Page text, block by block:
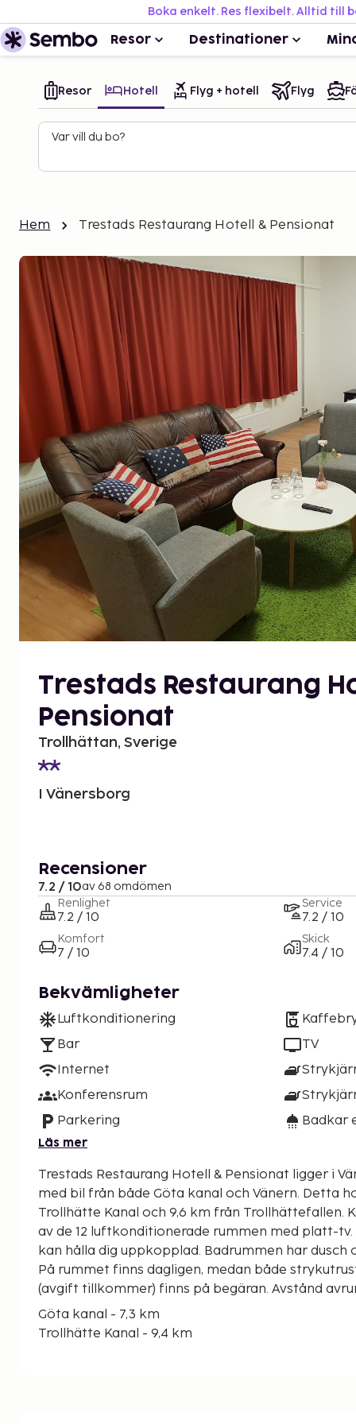
Boka enkelt. Res flexibelt. Alltid till
Resor Destinationer
Resor Hotell Flyg + hotell Flyg
Var vill du bo?
Hem Trestads Restaurang Hotell & Pensionat
Trestads Restaurang
Pensionat
Trollhättan, Sverige
I Vänersborg
Recensioner
7.2 / 10av 68 omdömen
Renlighet
7.2 / 10
Komfort
7 / 10
Service
7.2 / 10
Skick
7.4 / 10
Bekvämligheter
Luftkonditionering
Bar
Internet
Konferensrum
Parkering
TV
Badkar
Läs mer
Trestads Restaurang Hotell & Pensionat ligger i
med bil från både Göta kanal och Vänern. Detta hotell ligger 9,4 km från
Trollhätte Kanal och 9,6 km från Trollhättefallen.
av de 12 luftkonditionerade rummen med platt-
kan hålla dig uppkopplad. Badrummen har
På rummet finns dagligen, medan både
(avgift tillkommer) finns på begäran. Avstånd
Göta kanal - 7,3 km
Trollhätte Kanal - 9,4 km